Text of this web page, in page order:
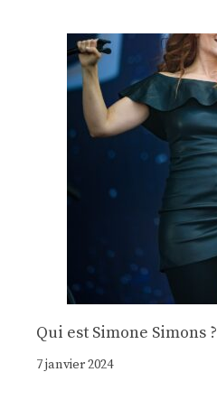
Qui est Simone Simons ?
7 janvier 2024